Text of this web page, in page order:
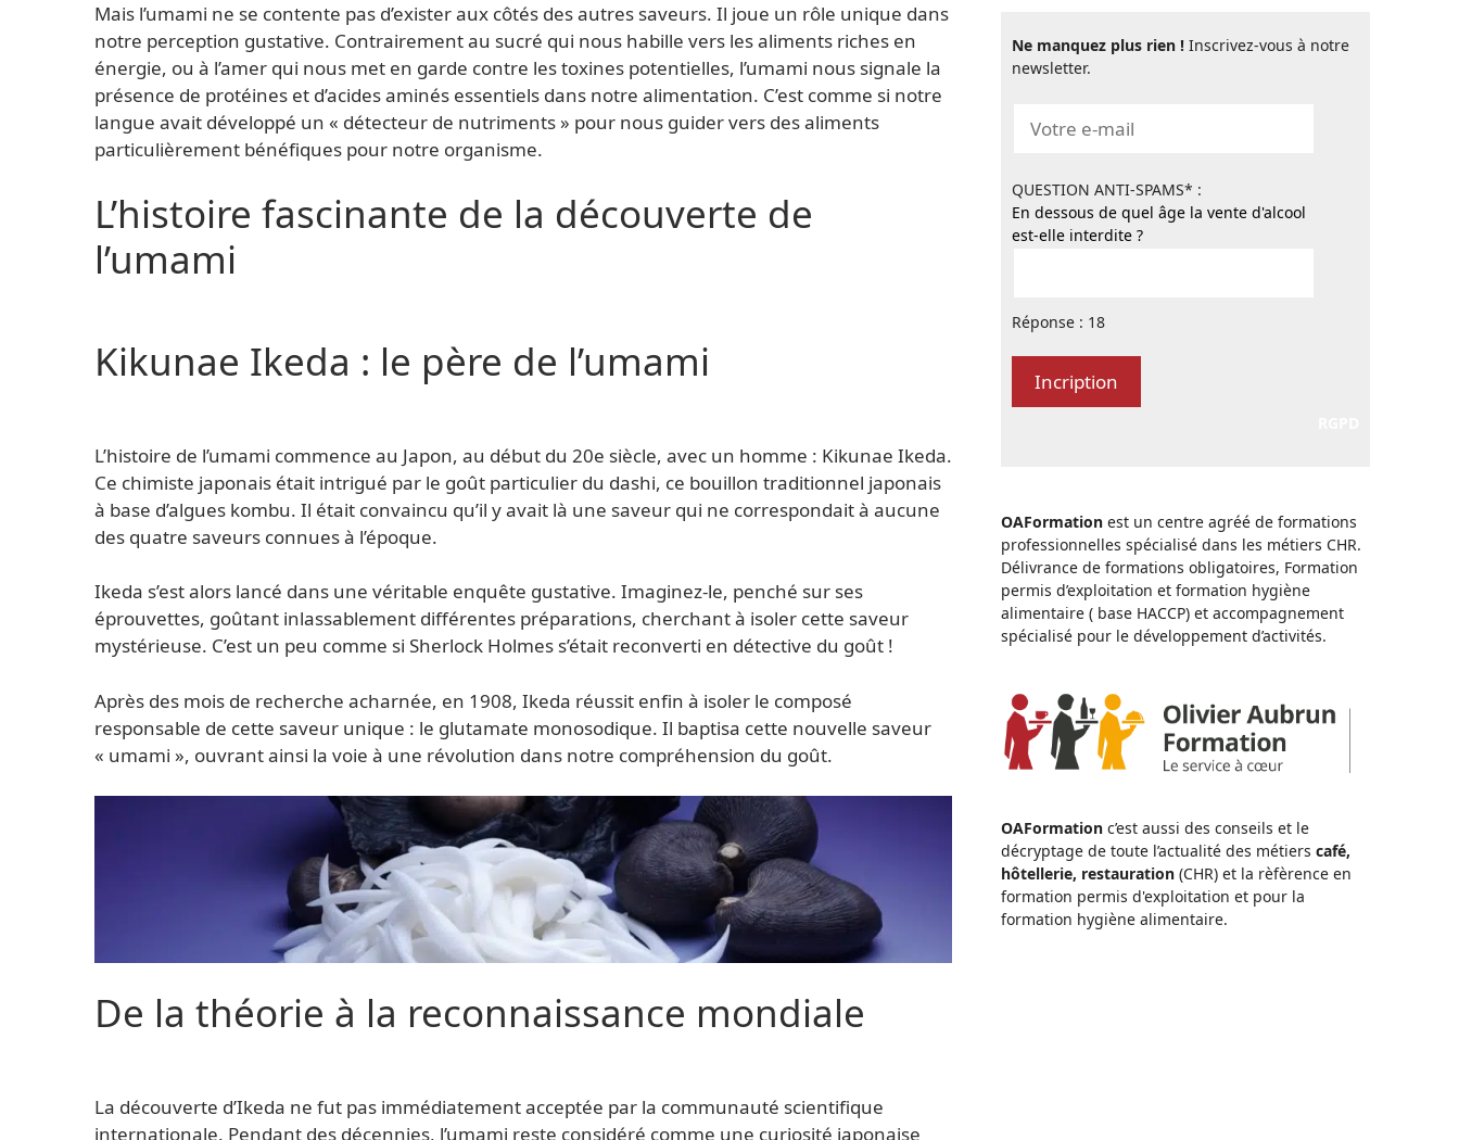
Mais l’umami ne se contente pas d’exister aux côtés des autres saveurs. Il joue un rôle unique dans
notre perception gustative. Contrairement au sucré qui nous habille vers les aliments riches en
énergie, ou à l’amer qui nous met en garde contre les toxines potentielles, l’umami nous signale la
présence de protéines et d’acides aminés essentiels dans notre alimentation. C’est comme si notre
langue avait développé un « détecteur de nutriments » pour nous guider vers des aliments
particulièrement bénéfiques pour notre organisme.
L’histoire fascinante de la découverte de
l’umami
Kikunae Ikeda : le père de l’umami
L’histoire de l’umami commence au Japon, au début du 20e siècle, avec un homme : Kikunae Ikeda.
Ce chimiste japonais était intrigué par le goût particulier du dashi, ce bouillon traditionnel japonais
à base d’algues kombu. Il était convaincu qu’il y avait là une saveur qui ne correspondait à aucune
des quatre saveurs connues à l’époque.
Ikeda s’est alors lancé dans une véritable enquête gustative. Imaginez-le, penché sur ses
éprouvettes, goûtant inlassablement différentes préparations, cherchant à isoler cette saveur
mystérieuse. C’est un peu comme si Sherlock Holmes s’était reconverti en détective du goût !
Après des mois de recherche acharnée, en 1908, Ikeda réussit enfin à isoler le composé
responsable de cette saveur unique : le glutamate monosodique. Il baptisa cette nouvelle saveur
« umami », ouvrant ainsi la voie à une révolution dans notre compréhension du goût.
De la théorie à la reconnaissance mondiale
La découverte d’Ikeda ne fut pas immédiatement acceptée par la communauté scientifique
internationale. Pendant des décennies, l’umami reste considéré comme une curiosité japonaise
Ne manquez plus rien ! Inscrivez-vous à notre
newsletter.
QUESTION ANTI-SPAMS* :
En dessous de quel âge la vente d'alcool
est-elle interdite ?
Réponse : 18
OAFormation est un centre agréé de formations
professionnelles spécialisé dans les métiers CHR.
Délivrance de formations obligatoires, Formation
permis d’exploitation et formation hygiène
alimentaire ( base HACCP) et accompagnement
spécialisé pour le développement d’activités.
OAFormation c’est aussi des conseils et le
décryptage de toute l’actualité des métiers café,
hôtellerie, restauration (CHR) et la rèfèrence en
formation permis d'exploitation et pour la
formation hygiène alimentaire.